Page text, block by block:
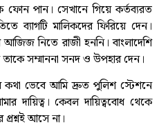
পান। সেখানে গিয়ে কর্তব্যরত
ব্যাগটি মালিকদের ফিরিয়ে দেন।
আজিজ নিতে রাজী হননি। বাংলাদেশি
তাকে সম্মাননা সনদ ও উপহার দেন।
কথা ভেবে আমি দ্রুত পুলিশ স্টেশনে
দায়িত্ব। কেবল দায়িত্ববোধ থেকে
আসে না।